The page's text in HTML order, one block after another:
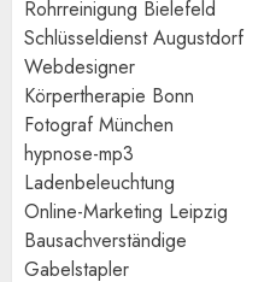
Rohrreinigung Bielefeld
Schlüsseldienst Augustdorf
Webdesigner
Körpertherapie Bonn
Fotograf München
hypnose-mp3
Ladenbeleuchtung
Online-Marketing Leipzig
Bausachverständige
Gabelstapler